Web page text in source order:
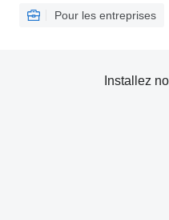
Pour les entreprises
Installez